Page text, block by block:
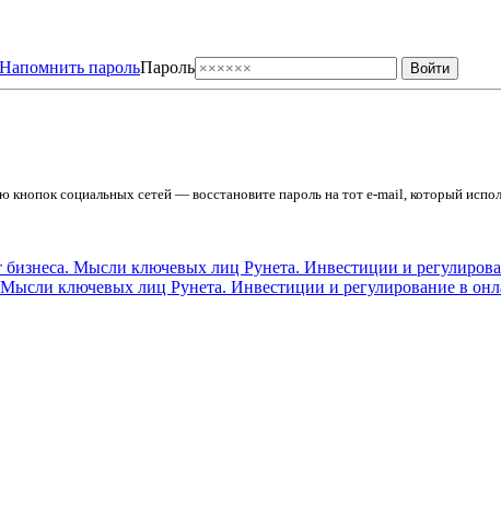
Напомнить парольПароль
социальных сетей — восстановите пароль на тот e-mail, который
ключевых лиц Рунета. Инвестиции и регулирование в